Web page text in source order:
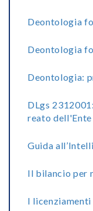
Deontologia
Deontologia
Deontologia:
DLgs
reato dell'Ente
Guida
Il bilancio per
I